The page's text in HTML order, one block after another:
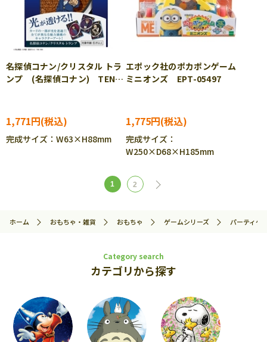
名探偵コナン/クリスタル トラ
ンプ (名探偵コナン) TEN-
1,771円
完成サイズ：W63×H88mm
エポック社のポカポンゲーム
ミニオンズ EPT-05497
1,775円
完成サイズ：
W250×D68×H185mm
1 2
ホーム おもちゃ・雑貨 おもちゃ ゲームシリーズ パーティゲ
Category search
カテゴリから探す